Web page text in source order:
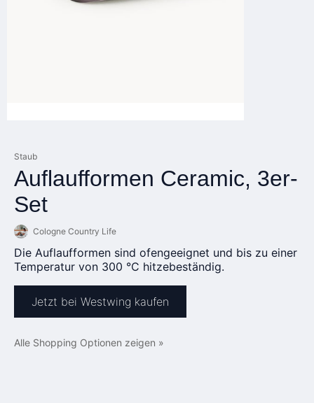
Staub
Auflaufformen Ceramic, 3er-
Set
Cologne Country Life
Die Auflaufformen sind ofengeeignet und bis zu einer
Temperatur von 300 °C hitzebeständig.
Jetzt bei Westwing kaufen
Alle Shopping Optionen zeigen »